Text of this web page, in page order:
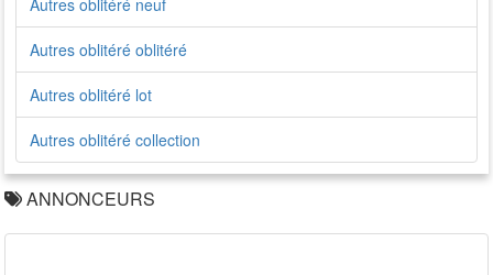
Autres oblitéré neuf
Autres oblitéré oblitéré
Autres oblitéré lot
Autres oblitéré collection
ANNONCEURS